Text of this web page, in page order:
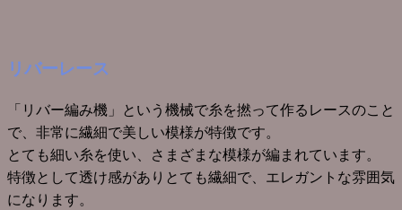
リバーレース
「リバー編み機」という機械で糸を撚って作るレースのこと
で、非常に繊細で美しい模様が特徴です。
とても細い糸を使い、さまざまな模様が編まれています。
特徴として透け感がありとても繊細で、エレガントな雰囲気
になります。